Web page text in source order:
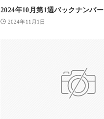
2024年10月第1週バックナンバー
2024年11月1日